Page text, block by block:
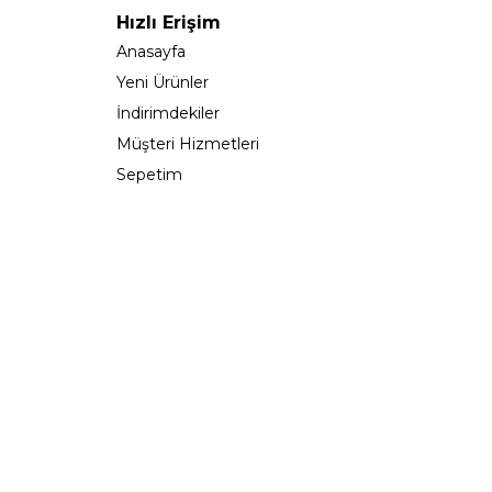
Hızlı Erişim
Anasayfa
Yeni Ürünler
İndirimdekiler
Müşteri Hizmetleri
Sepetim